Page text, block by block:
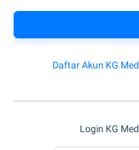
Daftar Akun KG
Login KG